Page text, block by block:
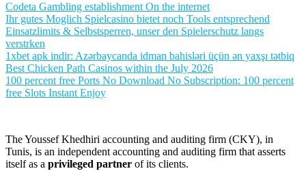
Codeta Gambling establishment On the internet
Ihr gutes Moglich Spielcasino bietet noch Tools entsprechend
Einsatzlimits & Selbstsperren, unser den Spielerschutz langs
verstrken
1xbet apk indir: Azərbaycanda idman bahisləri üçün ən yaxşı tətbiq
Best Chicken Path Casinos within the July 2026
100 percent free Ports No Download No Subscription: 100 percent
free Slots Instant Enjoy
The Youssef Khedhiri accounting and auditing firm (CKY), in
Tunis, is an independent accounting and auditing firm that asserts
itself as a privileged partner of its clients.